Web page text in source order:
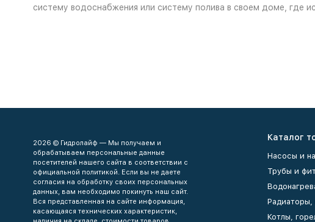
систему водоснабжения или систему полива в своем доме, где
2026 © Гидролайф — Мы получаем и
обрабатываем персональные данные
посетителей нашего сайта в соответствии с
официальной политикой. Если вы не даете
согласия на обработку своих персональных
данных, вам необходимо покинуть наш сайт.
Вся представленная на сайте информация,
касающаяся технических характеристик,
Каталог
Насосы и
Трубы и
Радиаторы,
Котлы,